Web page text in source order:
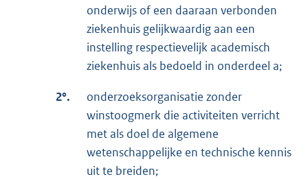
onderwijs of een daaraan verbonden
ziekenhuis gelijkwaardig aan een
instelling respectievelijk academisch
ziekenhuis als bedoeld in onderdeel a;
2°.
onderzoeksorganisatie zonder
winstoogmerk die activiteiten verricht
met als doel de algemene
wetenschappelijke en technische kennis
uit te breiden;